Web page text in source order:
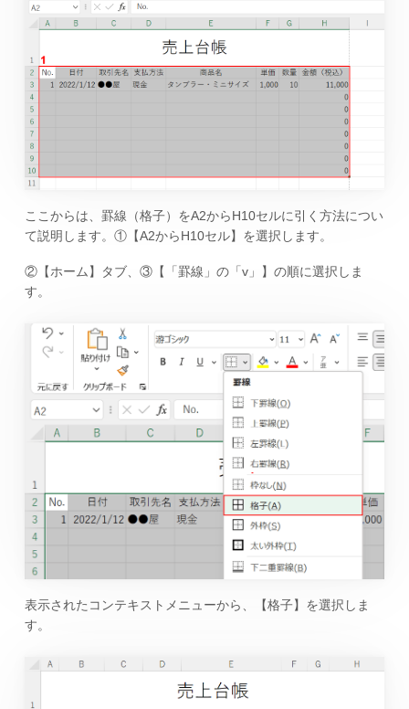
ここからは、罫線（格子）をA2からH10セルに引く方法につい
て説明します。①【A2からH10セル】を選択します。
②【ホーム】タブ、③【「罫線」の「v」】の順に選択しま
す。
表示されたコンテキストメニューから、【格子】を選択しま
す。